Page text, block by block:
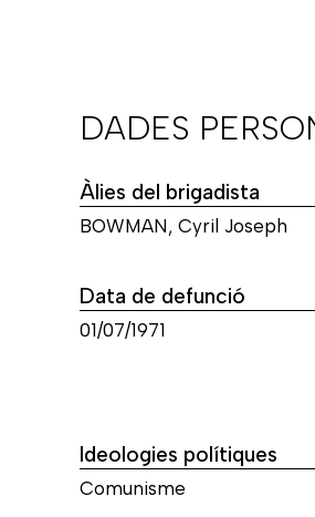
DADES
Àlies del brigadista
BOWMAN, Cyril Joseph
Data de defunció
01/07/1971
Ideologies polítiques
Comunisme